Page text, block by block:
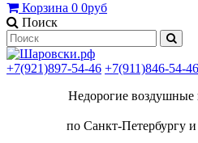
Корзина 0 0руб
Поиск
+7(921)897-54-46 +7(911)846-54-46
Недорогие
по Санкт-Петербургу